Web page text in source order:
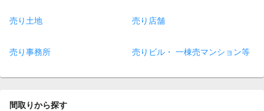
売り土地 売り店舗
売り事務所 売りビル・ 一棟売マンション等
間取りから探す